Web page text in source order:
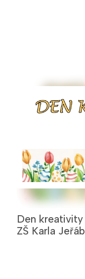
Den
ZŠ Karla